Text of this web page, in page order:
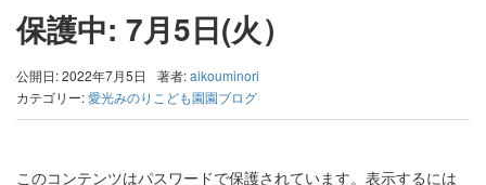
保護中: 7月5日(火）
公開日: 2022年7月5日 著者:aikouminori
カテゴリー:愛光みのりこども園園ブログ
このコンテンツはパスワードで保護されています。表示するには